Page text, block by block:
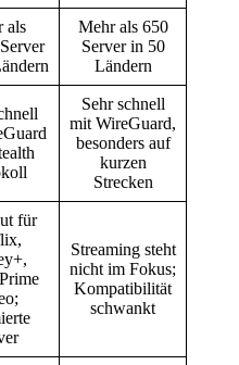
als
Mehr als 650
Server in 50
Ländern
Sehr schnell
mit WireGuard,
besonders auf
kurzen
Strecken
für
Streaming steht
nicht im Fokus;
Kompatibilität
schwankt